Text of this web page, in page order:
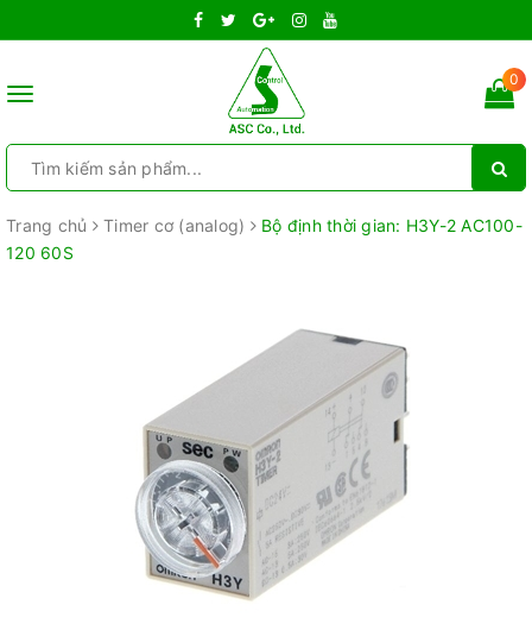
Toggle
0
Trang chủ Timer cơ (analog)
Bộ định thời gian: H3Y-2 AC100-
120 60S